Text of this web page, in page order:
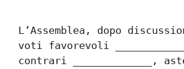
L’Assemblea, dopo
voti favorevoli
contrari _____________,